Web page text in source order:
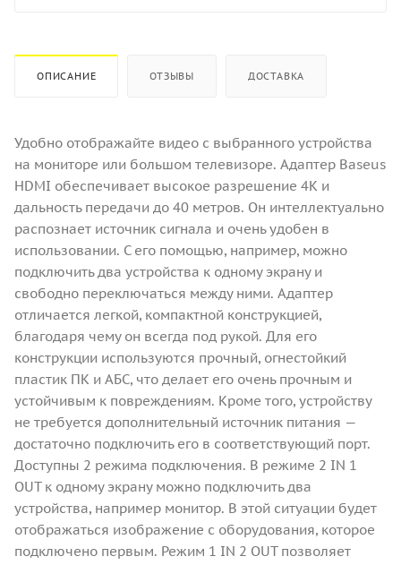
ОПИСАНИЕ ОТЗЫВЫ ДОСТАВКА
Удобно отображайте видео с выбранного устройства
на мониторе или большом телевизоре. Адаптер Baseus
HDMI обеспечивает высокое разрешение 4K и
дальность передачи до 40 метров. Он интеллектуально
распознает источник сигнала и очень удобен в
использовании. С его помощью, например, можно
подключить два устройства к одному экрану и
свободно переключаться между ними. Адаптер
отличается легкой, компактной конструкцией,
благодаря чему он всегда под рукой. Для его
конструкции используются прочный, огнестойкий
пластик ПК и АБС, что делает его очень прочным и
устойчивым к повреждениям. Кроме того, устройству
не требуется дополнительный источник питания —
достаточно подключить его в соответствующий порт.
Доступны 2 режима подключения. В режиме 2 IN 1
OUT к одному экрану можно подключить два
устройства, например монитор. В этой ситуации будет
отображаться изображение с оборудования, которое
подключено первым. Режим 1 IN 2 OUT позволяет